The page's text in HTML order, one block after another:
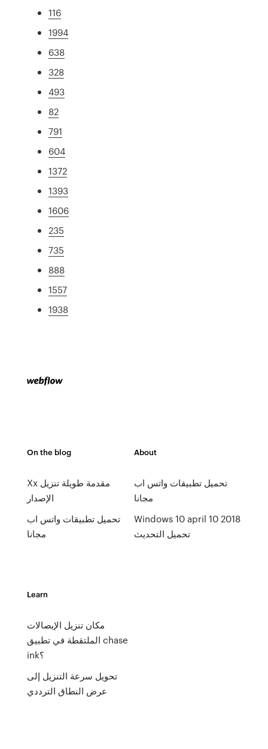
116
1994
638
328
493
82
791
604
1372
1393
1606
235
735
888
1557
1938
On the blog
Xx مقدمة طويلة تنزيل
الإصدار
تحميل تطبيقات واتس اب
مجانا
About
تحميل تطبيقات واتس اب
مجانا
Windows 10 april 10 2018
تحميل التحديث
Learn
مكان تنزيل الإيصالات
الملتقطة في تطبيق chase
ink؟
تحويل سرعة التنزيل إلى
عرض النطاق الترددي